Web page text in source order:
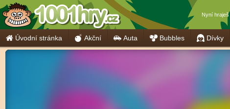
Nyní hraješ
Úvodní stránka Akční Auta Bubbles Dívky